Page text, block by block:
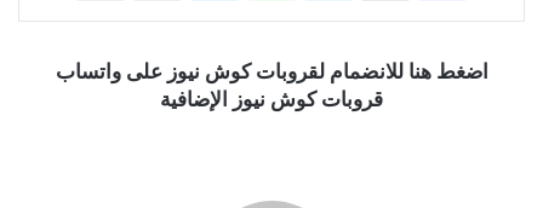
اضغط هنا للانضمام لقروبات كوش نيوز على واتساب
قروبات كوش نيوز الإضافية